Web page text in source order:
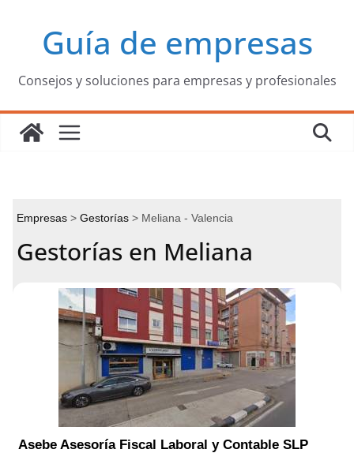
contenidoGuía de empresas
Consejos y soluciones para empresas y profesionales
Empresas Gestorías Meliana - Valencia
Gestorías en Meliana
Asebe Asesoría Fiscal Laboral y Contable SLP